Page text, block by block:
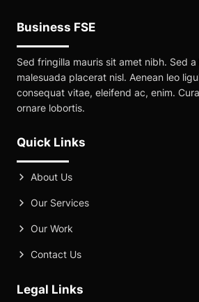
Business FSE
Sed fringilla mauris sit amet nibh. Sed
malesuada placerat nisl. Aenean leo
consequat vitae, eleifend ac, enim.
ornare lobortis.
Quick Links
About Us
Our Services
Our Work
Contact Us
Legal Links